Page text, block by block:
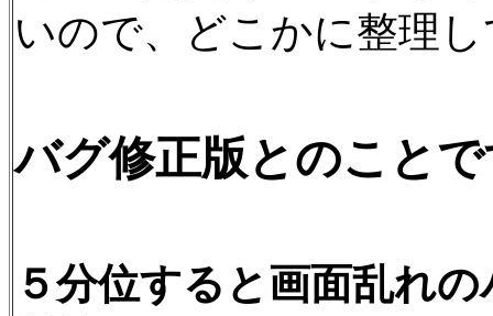
いので、どこかに整理
バグ修正版とのこ
５分位すると画面乱れ